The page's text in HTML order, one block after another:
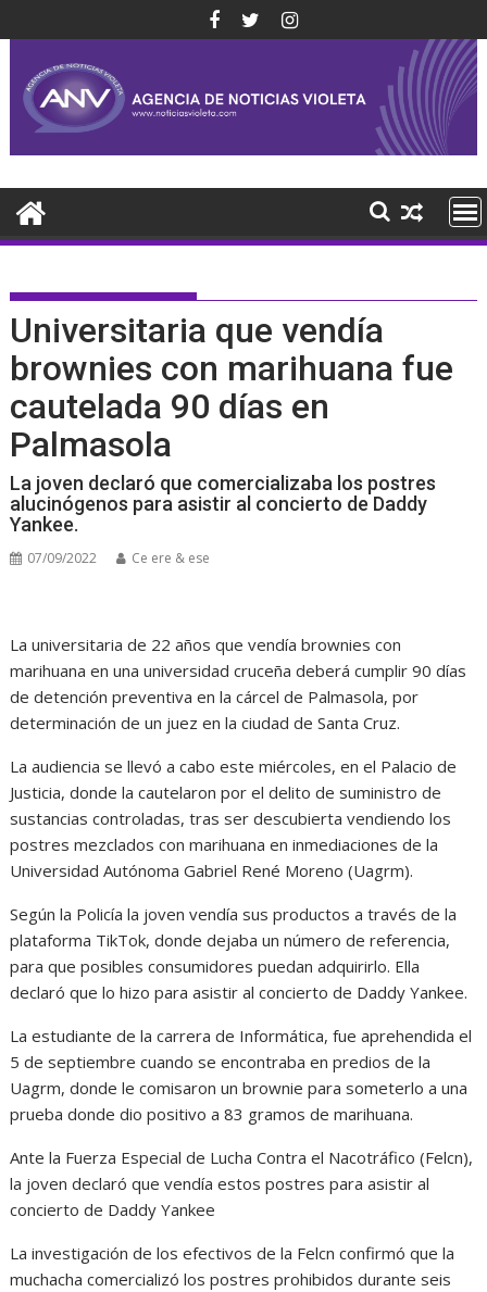
al
contenido
Universitaria que vendía
brownies con marihuana fue
cautelada 90 días en
Palmasola
La joven declaró que comercializaba los postres
alucinógenos para asistir al concierto de Daddy
Yankee.
07/09/2022 Ce ere & ese
La universitaria de 22 años que vendía brownies con
marihuana en una universidad cruceña deberá cumplir 90 días
de detención preventiva en la cárcel de Palmasola, por
determinación de un juez en la ciudad de Santa Cruz.
La audiencia se llevó a cabo este miércoles, en el Palacio de
Justicia, donde la cautelaron por el delito de suministro de
sustancias controladas, tras ser descubierta vendiendo los
postres mezclados con marihuana en inmediaciones de la
Universidad Autónoma Gabriel René Moreno (Uagrm).
Según la Policía la joven vendía sus productos a través de la
plataforma TikTok, donde dejaba un número de referencia,
para que posibles consumidores puedan adquirirlo. Ella
declaró que lo hizo para asistir al concierto de Daddy Yankee.
La estudiante de la carrera de Informática, fue aprehendida el
5 de septiembre cuando se encontraba en predios de la
Uagrm, donde le comisaron un brownie para someterlo a una
prueba donde dio positivo a 83 gramos de marihuana.
Ante la Fuerza Especial de Lucha Contra el Nacotráfico (Felcn),
la joven declaró que vendía estos postres para asistir al
concierto de Daddy Yankee
La investigación de los efectivos de la Felcn confirmó que la
muchacha comercializó los postres prohibidos durante seis